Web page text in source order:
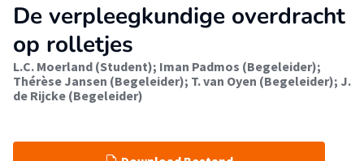
De verpleegkundige overdracht
op rolletjes
L.C. Moerland (Student); Iman Padmos (Begeleider);
Thérèse Jansen (Begeleider); T. van Oyen (Begeleider); J.
de Rijcke (Begeleider)